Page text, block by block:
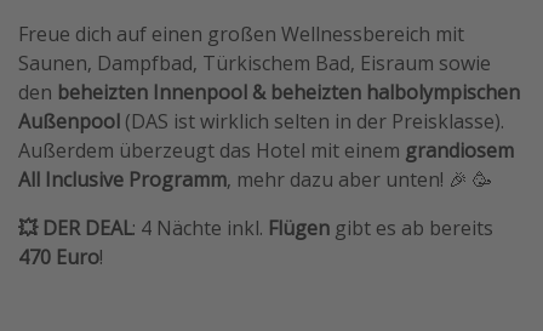
Freue dich auf einen großen Wellnessbereich mit
Saunen, Dampfbad, Türkischem Bad, Eisraum sowie
den beheizten Innenpool & beheizten halbolympischen
Außenpool (DAS ist wirklich selten in der Preisklasse).
Außerdem überzeugt das Hotel mit einem grandiosem
All Inclusive Programm, mehr dazu aber unten! 🎉 🥳
💥 DER DEAL: 4 Nächte inkl. Flügen gibt es ab bereits
470 Euro!